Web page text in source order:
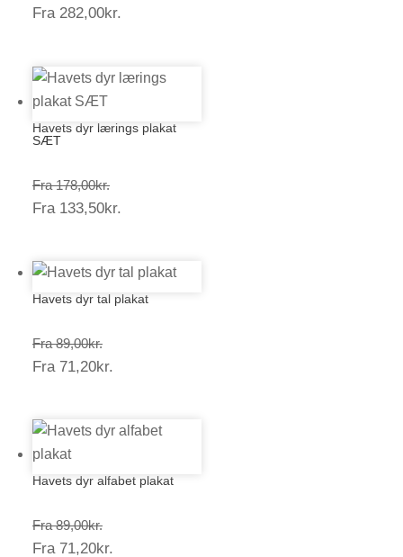
376,00kr.
Fra 282,00kr.
Havets dyr lærings plakat
SÆT
Fra 178,00kr.Prisinterval:
178,00kr.
Fra 133,50kr.
Havets dyr tal plakat
Fra 89,00kr.Prisinterval:
89,00kr.
Fra 71,20kr.
Havets dyr alfabet plakat
Fra 89,00kr.Prisinterval:
89,00kr.
Fra 71,20kr.